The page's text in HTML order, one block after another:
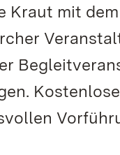
Kraut mit